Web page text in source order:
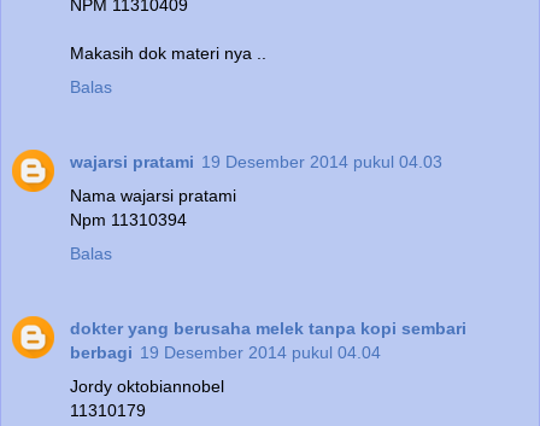
NPM 11310409
Makasih dok materi nya ..
Balas
wajarsi pratami 19 Desember 2014 pukul 04.03
Nama wajarsi pratami
Npm 11310394
Balas
dokter yang berusaha melek tanpa kopi sembari
berbagi 19 Desember 2014 pukul 04.04
Jordy oktobiannobel
11310179